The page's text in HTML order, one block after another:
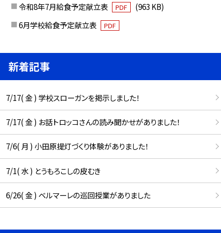
令和8年7月給食予定献立表 PDF
(963 KB)
6月学校給食予定献立表
PDF
新着記事
7/17( 金 ) 学校スローガンを掲示しました！
7/17( 金 ) お話トロッコさんの読み聞かせがありました！
7/6( 月 ) 小田原提灯づくり体験がありました！
7/1( 水 ) とうもろこしの皮むき
6/26( 金 ) ベルマーレの巡回授業がありました